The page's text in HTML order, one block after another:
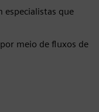
especialistas que
meio de fluxos de